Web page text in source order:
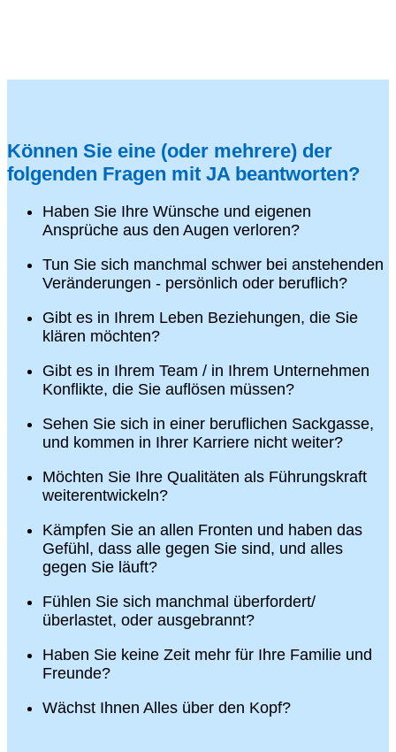
Können Sie eine (oder mehrere) der
folgenden Fragen mit JA beantworten?
Haben Sie Ihre Wünsche und eigenen
Ansprüche aus den Augen verloren?
Tun Sie sich manchmal schwer bei anstehenden
Veränderungen - persönlich oder beruflich?
Gibt es in Ihrem Leben Beziehungen, die Sie
klären möchten?
Gibt es in Ihrem Team / in Ihrem Unternehmen
Konflikte, die Sie auflösen müssen?
Sehen Sie sich in einer beruflichen Sackgasse,
und kommen in Ihrer Karriere nicht weiter?
Möchten Sie Ihre Qualitäten als Führungskraft
weiterentwickeln?
Kämpfen Sie an allen Fronten und haben das
Gefühl, dass alle gegen Sie sind, und alles
gegen Sie läuft?
Fühlen Sie sich manchmal überfordert/
überlastet, oder ausgebrannt?
Haben Sie keine Zeit mehr für Ihre Familie und
Freunde?
Wächst Ihnen Alles über den Kopf?